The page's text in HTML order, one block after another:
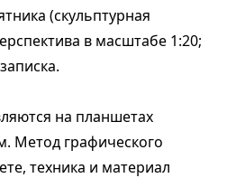
(скульптурная
в масштабе 1:20;
на планшетах
Метод графического
техника и материал